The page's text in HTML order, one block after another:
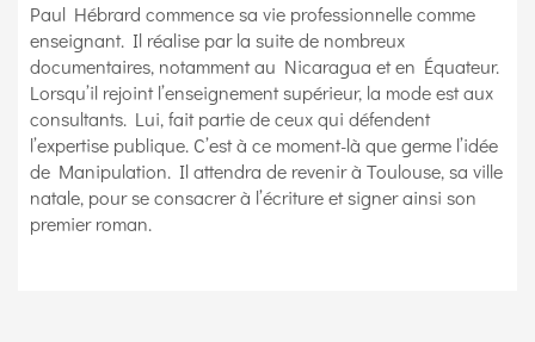
Paul Hébrard commence sa vie professionnelle comme
enseignant. Il réalise par la suite de nombreux
documentaires, notamment au Nicaragua et en Équateur.
Lorsqu’il rejoint l’enseignement supérieur, la mode est aux
consultants. Lui, fait partie de ceux qui défendent
l’expertise publique. C’est à ce moment-là que germe l’idée
de Manipulation. Il attendra de revenir à Toulouse, sa ville
natale, pour se consacrer à l’écriture et signer ainsi son
premier roman.